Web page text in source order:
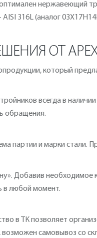
нержавеющий
316L (аналог
ОТ APEX
который
всегда в
обращения.
партии и марки стали.
Добавив
в любой момент.
в ТК позволяет
самовывоз со